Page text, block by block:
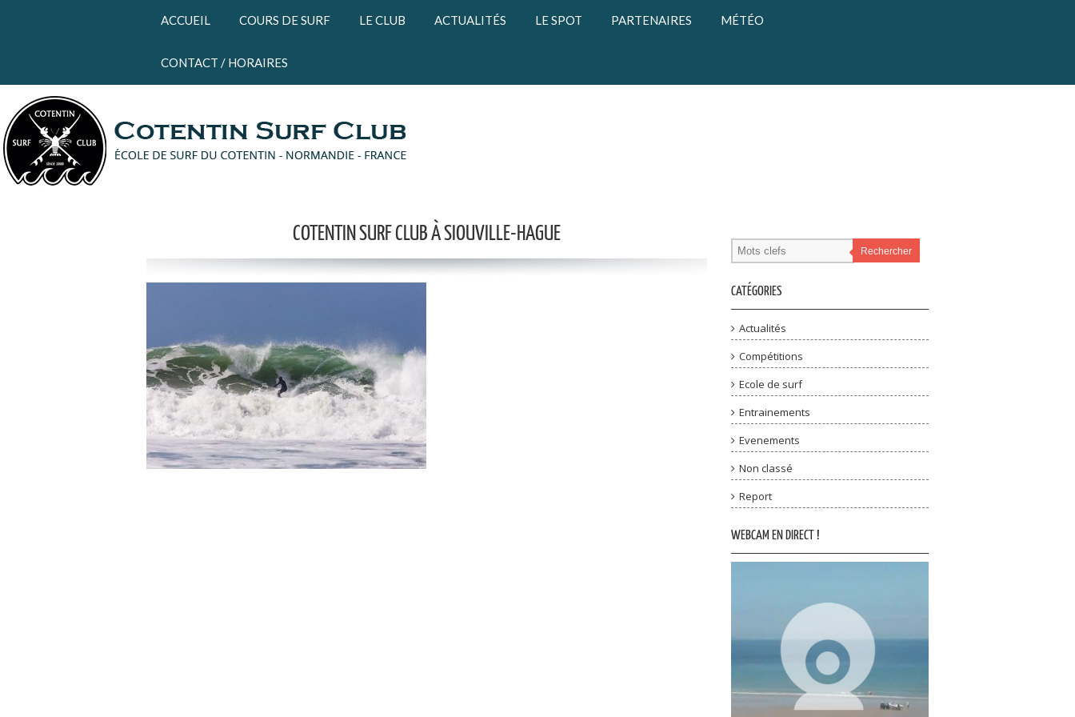
ACCUEIL COURS DE SURF LE CLUB ACTUALITÉS LE SPOT PARTENAIRES MÉTÉO
CONTACT / HORAIRES
COTENTIN SURF CLUB À SIOUVILLE-HAGUE
Rechercher
CATÉGORIES
Actualités
Compétitions
Ecole de surf
Entrainements
Evenements
Non classé
Report
WEBCAM EN DIRECT !